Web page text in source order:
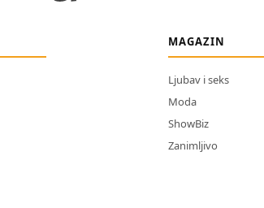
MAGAZIN
Ljubav i seks
Moda
ShowBiz
Zanimljivo